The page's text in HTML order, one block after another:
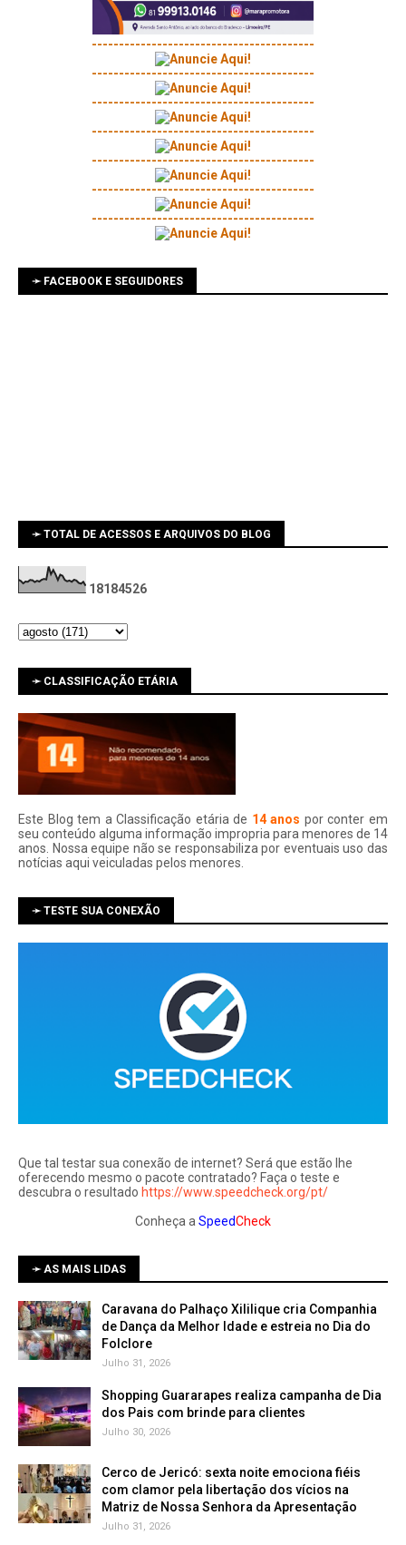
-----------------------------------------
-----------------------------------------
-----------------------------------------
-----------------------------------------
-----------------------------------------
-----------------------------------------
-----------------------------------------
➛ FACEBOOK E SEGUIDORES
➛ TOTAL DE ACESSOS E ARQUIVOS DO BLOG
1 81 84526
➛ CLASSIFICAÇÃO ETÁRIA
Este Blog tem a Classificação etária de 14 anos por conter em
seu conteúdo alguma informação impropria para menores de 14
anos. Nossa equipe não se responsabiliza por eventuais uso das
notí­cias aqui veiculadas pelos menores.
➛ TESTE SUA CONEXÃO
Que tal testar sua conexão de internet? Será que estão lhe
oferecendo mesmo o pacote contratado? Faça o teste e
descubra o resultado https://www.speedcheck.org/pt/
Conheça a SpeedCheck
➛ AS MAIS LIDAS
Caravana do Palhaço Xililique cria Companhia
de Dança da Melhor Idade e estreia no Dia do
Folclore
Julho 31, 2026
Shopping Guararapes realiza campanha de Dia
dos Pais com brinde para clientes
Julho 30, 2026
Cerco de Jericó: sexta noite emociona fiéis
com clamor pela libertação dos vícios na
Matriz de Nossa Senhora da Apresentação
Julho 31, 2026